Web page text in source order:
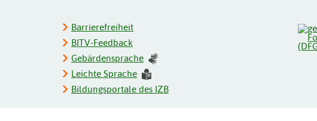
Barrierefreiheit
BITV-Feedback
Gebärdensprache
Leichte Sprache
Bildungsportale des IZB